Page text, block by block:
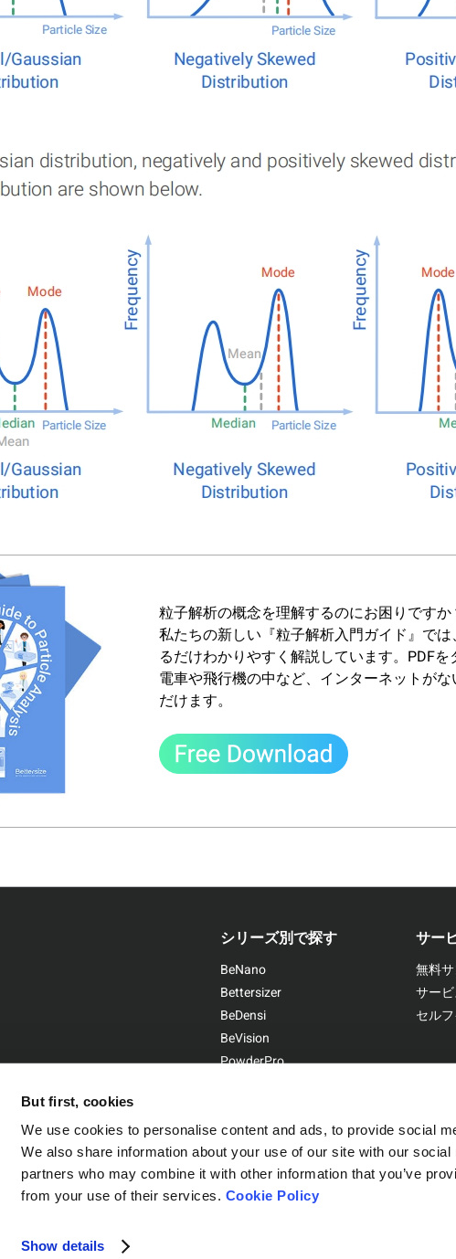
But first, cookies
We use cookies to personalise content and ads, to provide social
We also share information about your use of our site with our
partners who may combine it with other information that you’ve
from your use of their services. Cookie Policy
Show details
粒子解析の概念を理解するのにお困りですか
私たちの新しい『粒子解析入門ガイド』で
るだけわかりやすく解説しています。PDFを
電車や飛行機の中など、インターネットが
だけます。
シリーズ別で探す
BeNano
Bettersizer
BeDensi
BeVision
PowderPro
サー
無料
サー
セル
Sitemap| Privacy Policy